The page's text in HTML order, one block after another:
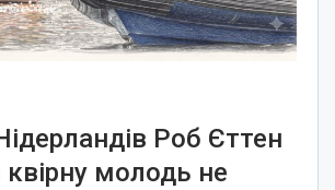
Роб Єттен
молодь не